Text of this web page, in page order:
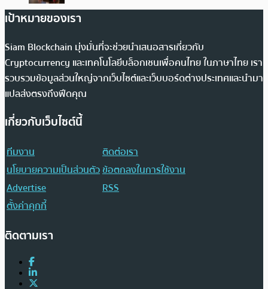
เป้าหมายของเรา
Siam Blockchain มุ่งมั่นที่จะช่วยนำเสนอสารเกี่ยวกับ
Cryptocurrency และเทคโนโลยีบล็อกเชนเพื่อคนไทย ในภาษาไทย เรา
รวบรวมข้อมูลส่วนใหญ่จากเว็บไซต์และเว็บบอร์ดต่างประเทศและนำมา
แปลส่งตรงถึงฟีดคุณ
เกี่ยวกับเว็บไซต์นี้
ทีมงาน
ติดต่อเรา
นโยบายความเป็นส่วนตัวข้อตกลงในการใช้งาน
Advertise
RSS
ตั้งค่าคุกกี้
ติดตามเรา